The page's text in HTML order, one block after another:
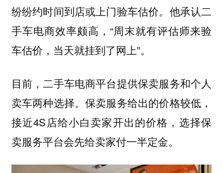
纷纷约时间到店或上门验车估价。他承认二
手车电商效率颇高，“周末就有评估师来验
车估价，当天就挂到了网上”。
目前，二手车电商平台提供保卖服务和个人
卖车两种选择。保卖服务给出的价格较低，
接近4S店给小白卖家开出的价格，选择保
卖服务平台会先给卖家付一半定金。